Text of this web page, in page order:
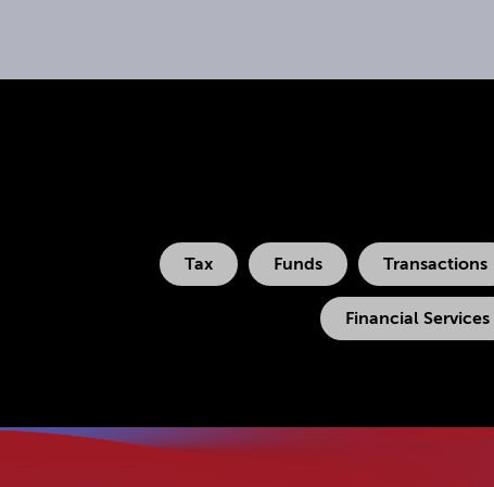
Tax Funds Transactions
Financial Services